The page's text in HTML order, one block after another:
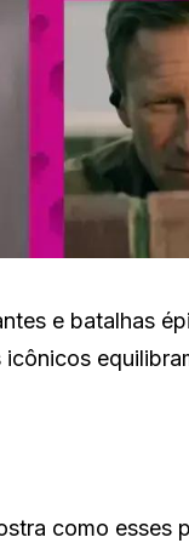
e batalhas
como esses